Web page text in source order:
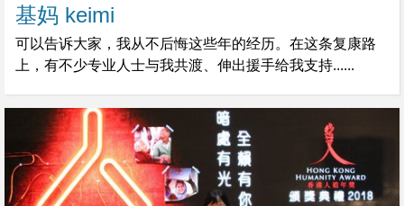
基妈 keimi
可以告诉大家，我从不后悔这些年的经历。在这条复康路
上，有不少专业人士与我共渡、伸出援手给我支持......